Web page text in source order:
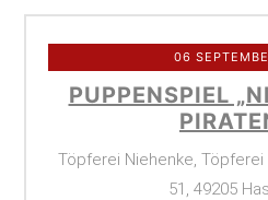
06
PUPPENSPIEL
Töpferei Niehenke, Töpferei
51, 49205